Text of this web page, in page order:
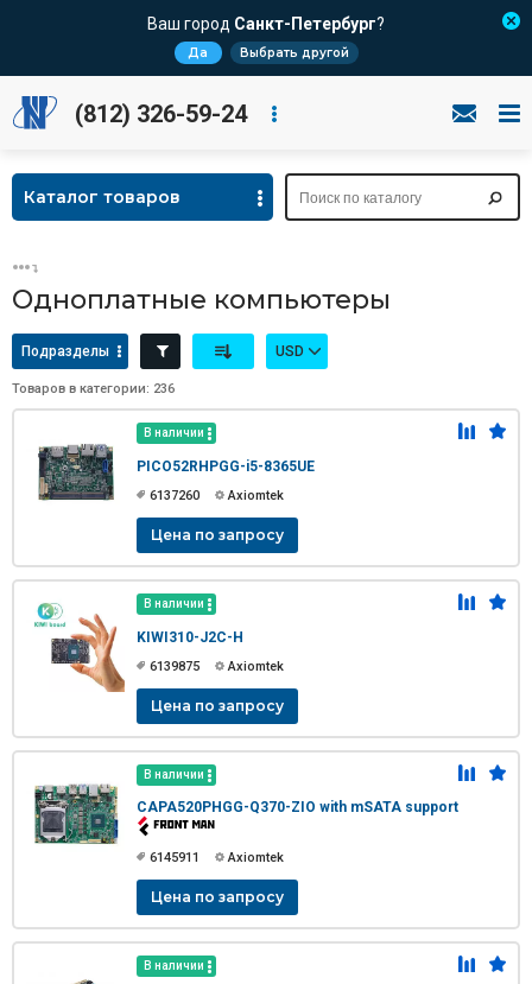
Ваш город Санкт-Петербург?
Да Выбрать другой
(812) 326-59-24
Каталог товаров
Одноплатные компьютеры
Подразделы USD
Товаров в категории: 236
В наличии
PICO52RHPGG-i5-8365UE
6137260 Axiomtek
Цена по запросу
В наличии
KIWI310-J2C-H
6139875 Axiomtek
Цена по запросу
В наличии
CAPA520PHGG-Q370-ZIO with mSATA support
6145911 Axiomtek
Цена по запросу
В наличии